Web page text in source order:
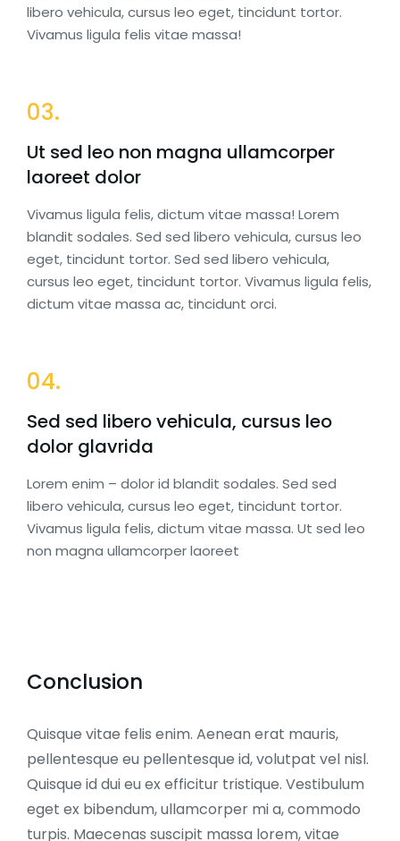
libero vehicula, cursus leo eget, tincidunt tortor.
Vivamus ligula felis vitae massa!
03.
Ut sed leo non magna ullamcorper
laoreet dolor
Vivamus ligula felis, dictum vitae massa! Lorem
blandit sodales. Sed sed libero vehicula, cursus leo
eget, tincidunt tortor. Sed sed libero vehicula,
cursus leo eget, tincidunt tortor. Vivamus ligula felis,
dictum vitae massa ac, tincidunt orci.
04.
Sed sed libero vehicula, cursus leo
dolor glavrida
Lorem enim – dolor id blandit sodales. Sed sed
libero vehicula, cursus leo eget, tincidunt tortor.
Vivamus ligula felis, dictum vitae massa. Ut sed leo
non magna ullamcorper laoreet
Conclusion
Quisque vitae felis enim. Aenean erat mauris,
pellentesque eu pellentesque id, volutpat vel nisl.
Quisque id dui eu ex efficitur tristique. Vestibulum
eget ex bibendum, ullamcorper mi a, commodo
turpis. Maecenas suscipit massa lorem, vitae